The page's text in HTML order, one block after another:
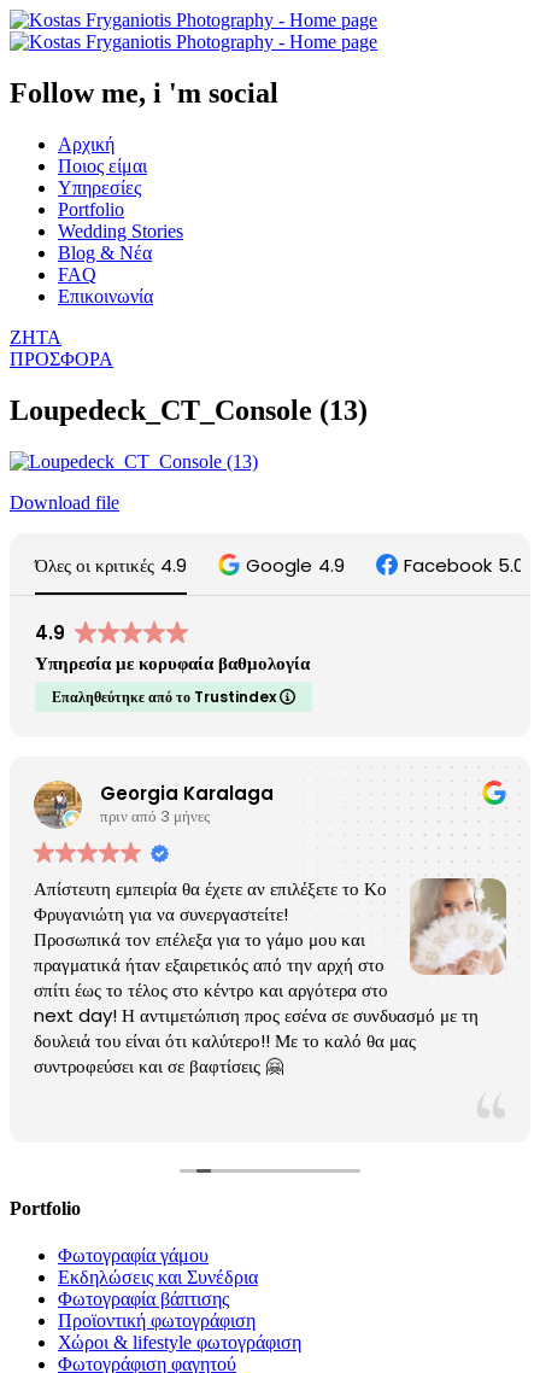
Follow me, i 'm social
Αρχική
Ποιος είμαι
Υπηρεσίες
Portfolio
Wedding Stories
Blog & Νέα
FAQ
Επικοινωνία
ΖΗΤΑ
ΠΡΟΣΦΟΡΑ
Loupedeck_CT_Console (13)
Download file
Όλες οι κριτικές 4.9 Google 4.9 Facebook 5.0
4.9
Υπηρεσία με κορυφαία βαθμολογία
Επαληθεύτηκε από το Trustindex
Georgia Karalaga
πριν από 3 μήνες
Απίστευτη εμπειρία θα έχετε αν επιλέξετε το Κο
Φρυγανιώτη για να συνεργαστείτε!
Προσωπικά τον επέλεξα για το γάμο μου και
πραγματικά ήταν εξαιρετικός από την αρχή στο
σπίτι έως το τέλος στο κέντρο και αργότερα στο
next day! Η αντιμετώπιση προς εσένα σε συνδυασμό με τη
δουλειά του είναι ότι καλύτερο!! Με το καλό θα μας
συντροφεύσει και σε βαφτίσεις 🤗
Portfolio
Φωτογραφία γάμου
Εκδηλώσεις και Συνέδρια
Φωτογραφία βάπτισης
Προϊοντική φωτογράφιση
Χώροι & lifestyle φωτογράφιση
Φωτογράφιση φαγητού